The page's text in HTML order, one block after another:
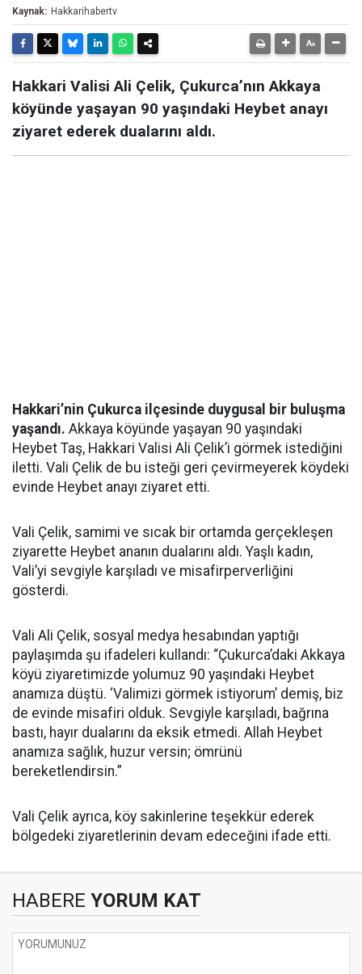
Kaynak: Hakkarihabertv
Hakkari Valisi Ali Çelik, Çukurca’nın Akkaya
köyünde yaşayan 90 yaşındaki Heybet anayı
ziyaret ederek dualarını aldı.
Hakkari’nin Çukurca ilçesinde duygusal bir buluşma
yaşandı. Akkaya köyünde yaşayan 90 yaşındaki
Heybet Taş, Hakkari Valisi Ali Çelik’i görmek istediğini
iletti. Vali Çelik de bu isteği geri çevirmeyerek köydeki
evinde Heybet anayı ziyaret etti.
Vali Çelik, samimi ve sıcak bir ortamda gerçekleşen
ziyarette Heybet ananın dualarını aldı. Yaşlı kadın,
Vali’yi sevgiyle karşıladı ve misafirperverliğini
gösterdi.
Vali Ali Çelik, sosyal medya hesabından yaptığı
paylaşımda şu ifadeleri kullandı: “Çukurca’daki Akkaya
köyü ziyaretimizde yolumuz 90 yaşındaki Heybet
anamıza düştü. ‘Valimizi görmek istiyorum’ demiş, biz
de evinde misafiri olduk. Sevgiyle karşıladı, bağrına
bastı, hayır dualarını da eksik etmedi. Allah Heybet
anamıza sağlık, huzur versin; ömrünü
bereketlendirsin.”
Vali Çelik ayrıca, köy sakinlerine teşekkür ederek
bölgedeki ziyaretlerinin devam edeceğini ifade etti.
HABERE YORUM KAT